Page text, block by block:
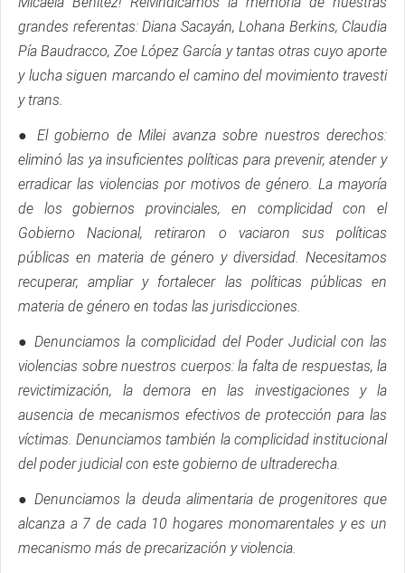
grandes referentas: Diana Sacayán, Lohana Berkins, Claudia
Pía Baudracco, Zoe López García y tantas otras cuyo aporte
y lucha siguen marcando el camino del movimiento travesti
y trans.
● El gobierno de Milei avanza sobre nuestros derechos:
eliminó las ya insuficientes políticas para prevenir, atender y
erradicar las violencias por motivos de género. La mayoría
de los gobiernos provinciales, en complicidad con el
Gobierno Nacional, retiraron o vaciaron sus políticas
públicas en materia de género y diversidad. Necesitamos
recuperar, ampliar y fortalecer las políticas públicas en
materia de género en todas las jurisdicciones.
● Denunciamos la complicidad del Poder Judicial con las
violencias sobre nuestros cuerpos: la falta de respuestas, la
revictimización, la demora en las investigaciones y la
ausencia de mecanismos efectivos de protección para las
víctimas. Denunciamos también la complicidad institucional
del poder judicial con este gobierno de ultraderecha.
● Denunciamos la deuda alimentaria de progenitores que
alcanza a 7 de cada 10 hogares monomarentales y es un
mecanismo más de precarización y violencia.